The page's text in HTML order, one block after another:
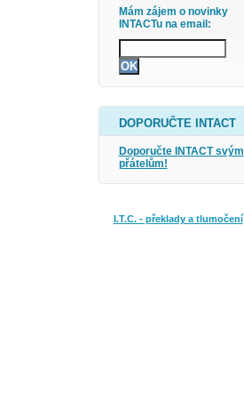
Mám zájem o novinky
INTACTu na email:
DOPORUČTE INTACT
Doporučte INTACT svým
přátelům!
I.T.C. - překlady a tlumočení